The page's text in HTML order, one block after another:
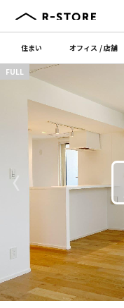
住まい オフィス /店舗
〈
FULL